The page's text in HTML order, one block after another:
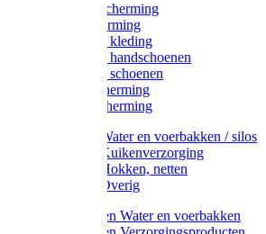
Gehoorbescherming
Oogbescherming
Disposable kleding
Disposable handschoenen
Disposable schoenen
Mondbescherming
Hoofdbescherming
Pluimvee Water en voerbakken / silos
Pluimvee Kuikenverzorging
Pluimvee Hokken, netten
Pluimvee Overig
Knaagdieren Water en voerbakken